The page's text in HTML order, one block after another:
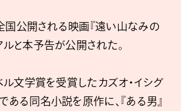
国公開される映画『遠い山なみの
ルと本予告が公開された。
文学賞を受賞したカズオ・イシグ
ある同名小説を原作に、『ある男』